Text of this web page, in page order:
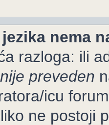
nema
razloga: ili
nije preveden
icu
ne postoji